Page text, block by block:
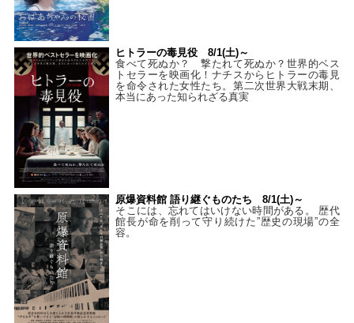
ヒトラーの毒見役 8/1(土)～
食べて死ぬか？ 撃たれて死ぬか？世界的ベス
トセラーを映画化！ナチスからヒトラーの毒見
を命令された女性たち。第二次世界大戦末期、
本当にあった知られざる真実
原爆資料館 語り継ぐものたち 8/1(土)～
そこには、忘れてはいけない時間がある。 歴代
館長が命を削って守り続けた”歴史の現場”の全
容。